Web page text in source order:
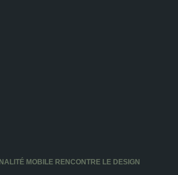
MOBILE RENCONTRE LE DESIGN